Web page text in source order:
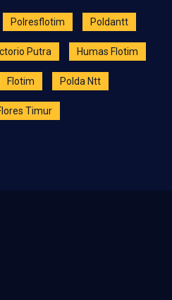
Polresflotim Poldantt
Putra Humas Flotim
Flotim Polda Ntt
Timur